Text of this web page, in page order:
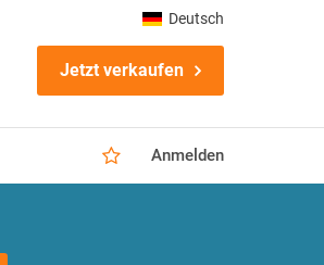
Jetzt verkaufen
Anmelden
Deutsch